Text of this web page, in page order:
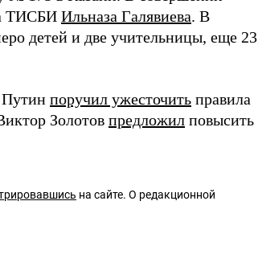
ТИСБИ Ильназа Галявиева. В
детей и две учительницы, еще 23
Путин поручил ужесточить правила
Золотов предложил повысить
на сайте. О редакционной